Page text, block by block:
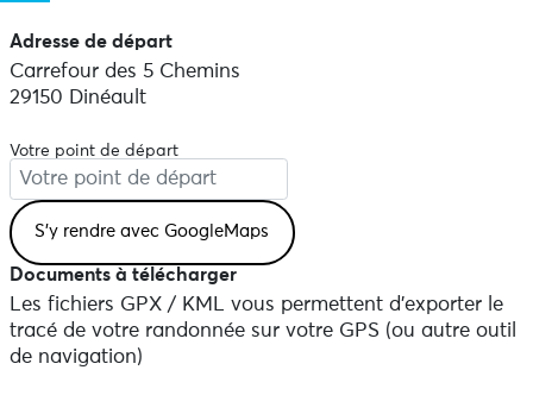
Adresse de départ
Carrefour des 5 Chemins
29150 Dinéault
Votre point de départ
Documents à télécharger
Les fichiers GPX / KML vous permettent d'exporter le
tracé de votre randonnée sur votre GPS (ou autre outil
de navigation)